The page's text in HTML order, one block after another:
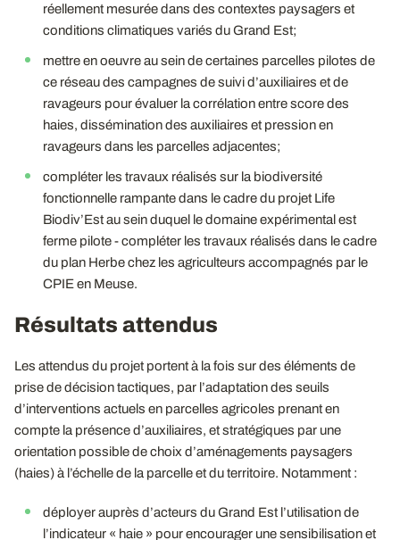
réellement mesurée dans des contextes paysagers et
conditions climatiques variés du Grand Est;
mettre en oeuvre au sein de certaines parcelles pilotes de
ce réseau des campagnes de suivi d’auxiliaires et de
ravageurs pour évaluer la corrélation entre score des
haies, dissémination des auxiliaires et pression en
ravageurs dans les parcelles adjacentes;
compléter les travaux réalisés sur la biodiversité
fonctionnelle rampante dans le cadre du projet Life
Biodiv’Est au sein duquel le domaine expérimental est
ferme pilote - compléter les travaux réalisés dans le cadre
du plan Herbe chez les agriculteurs accompagnés par le
CPIE en Meuse.
Résultats attendus
Les attendus du projet portent à la fois sur des éléments de
prise de décision tactiques, par l’adaptation des seuils
d’interventions actuels en parcelles agricoles prenant en
compte la présence d’auxiliaires, et stratégiques par une
orientation possible de choix d’aménagements paysagers
(haies) à l’échelle de la parcelle et du territoire. Notamment :
déployer auprès d’acteurs du Grand Est l’utilisation de
l’indicateur « haie » pour encourager une sensibilisation et